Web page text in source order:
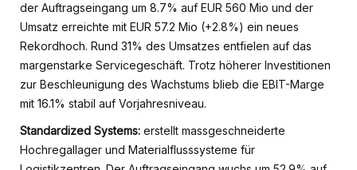
der Auftragseingang um 8.7% auf EUR 560 Mio und der
Umsatz erreichte mit EUR 57.2 Mio (+2.8%) ein neues
Rekordhoch. Rund 31% des Umsatzes entfielen auf das
margenstarke Servicegeschäft. Trotz höherer Investitionen
zur Beschleunigung des Wachstums blieb die EBIT-Marge
mit 16.1% stabil auf Vorjahresniveau.
Standardized Systems: erstellt massgeschneiderte
Hochregallager und Materialflusssysteme für